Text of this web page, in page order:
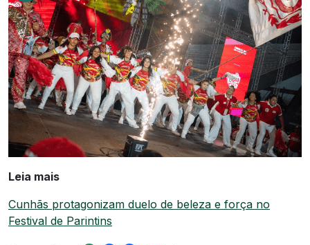
Leia mais
Cunhãs protagonizam duelo de beleza e força no
Festival de Parintins